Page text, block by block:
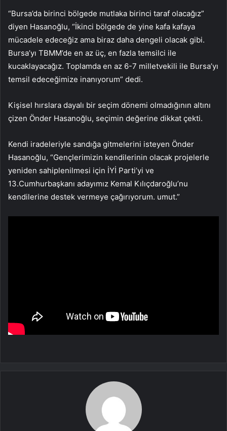
“Bursa’da birinci bölgede mutlaka birinci taraf olacağız”
diyen Hasanoğlu, “İkinci bölgede de yine kafa kafaya
mücadele edeceğiz ama biraz daha dengeli olacak gibi.
Bursa’yı TBMM’de en az üç, en fazla temsilci ile
kucaklayacağız. Toplamda en az 6-7 milletvekili ile Bursa’yı
temsil edeceğimize inanıyorum” dedi.
Kişisel hırslara dayalı bir seçim dönemi olmadığının altını
çizen Önder Hasanoğlu, seçimin değerine dikkat çekti.
Kendi iradeleriyle sandığa gitmelerini isteyen Önder
Hasanoğlu, “Gençlerimizin kendilerinin olacak projelerle
yeniden sahiplenilmesi için İYİ Parti’yi ve
13.Cumhurbaşkanı adayımız Kemal Kılıçdaroğlu’nu
kendilerine destek vermeye çağırıyorum. umut.”